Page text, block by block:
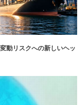
動リスクへの新しいヘッ